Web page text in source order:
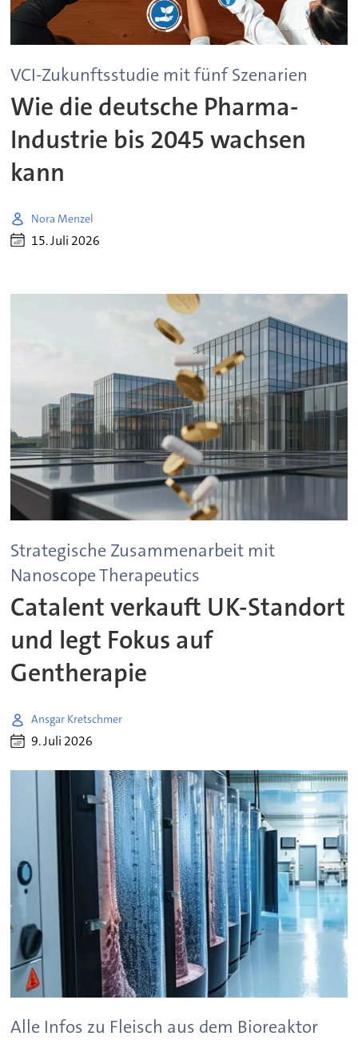
VCI-Zukunftsstudie mit fünf Szenarien
Wie die deutsche Pharma-
Industrie bis 2045 wachsen
kann
Nora Menzel
15. Juli 2026
Strategische Zusammenarbeit mit
Nanoscope Therapeutics
Catalent verkauft UK-Standort
und legt Fokus auf
Gentherapie
Ansgar Kretschmer
9. Juli 2026
Alle Infos zu Fleisch aus dem Bioreaktor